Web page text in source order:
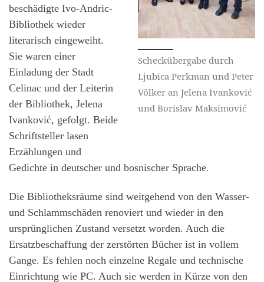
Scheckübergabe durch
Ljubica Perkman und Peter
Völker an Jelena Ivanković
und Borislav Maksimović
beschädigte Ivo-Andric-
Bibliothek wieder
literarisch eingeweiht.
Sie waren einer
Einladung der Stadt
Celinac und der Leiterin
der Bibliothek, Jelena
Ivanković, gefolgt. Beide
Schriftsteller lasen
Erzählungen und
Gedichte in deutscher und bosnischer Sprache.
Die Bibliotheksräume sind weitgehend von den Wasser-
und Schlammschäden renoviert und wieder in den
ursprünglichen Zustand versetzt worden. Auch die
Ersatzbeschaffung der zerstörten Bücher ist in vollem
Gange. Es fehlen noch einzelne Regale und technische
Einrichtung wie PC. Auch sie werden in Kürze von den